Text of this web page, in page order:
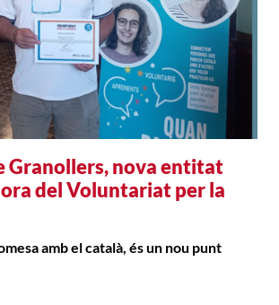
Granollers, nova entitat
del Voluntariat per la
amb el català, és un nou punt